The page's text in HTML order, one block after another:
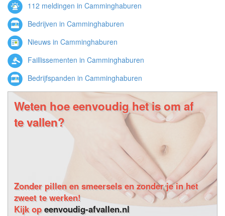
112 meldingen in Camminghaburen
Bedrijven in Camminghaburen
Nieuws in Camminghaburen
Faillissementen in Camminghaburen
Bedrijfspanden in Camminghaburen
Weten hoe eenvoudig het is om af
te vallen?
Zonder pillen en smeersels en zonder je in het
zweet te werken!
Kijk opeenvoudig-afvallen.nl